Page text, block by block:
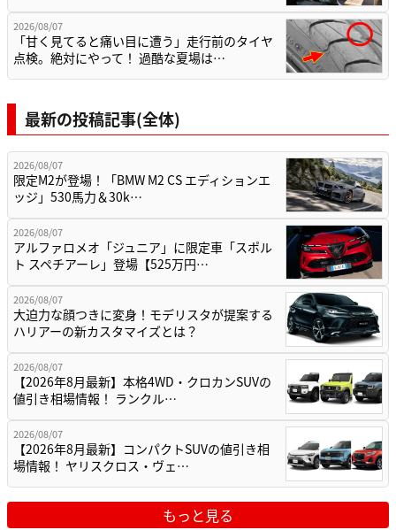
2026/08/07
「甘く見てると痛い目に遭う」走行前のタイヤ
点検。絶対にやって！ 過酷な夏場は…
最新の投稿記事(全体)
2026/08/07
限定M2が登場！「BMW M2 CS エディションエ
ッジ」530馬力＆30k…
2026/08/07
アルファロメオ「ジュニア」に限定車「スポル
ト スペチアーレ」登場【525万円…
2026/08/07
大迫力な顔つきに変身！モデリスタが提案する
ハリアーの新カスタマイズとは？
2026/08/07
【2026年8月最新】本格4WD・クロカンSUVの
値引き相場情報！ ランクル…
2026/08/07
【2026年8月最新】コンパクトSUVの値引き相
場情報！ ヤリスクロス・ヴェ…
もっと見る